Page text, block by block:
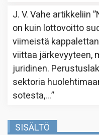
J. V. Vahe artikkeliin
on kuin lottovoitto
viimeistä
viittaa järkevyyteen,
juridinen.
sektoria
sotesta,…”
SISÄLTÖ